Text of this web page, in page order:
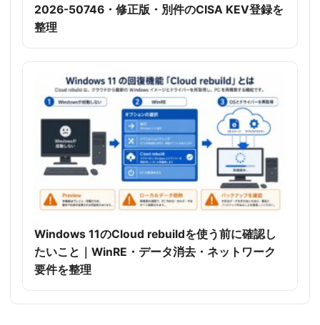
2026-50746・修正版・別件のCISA KEV登録を
整理
Windows 11のCloud rebuildを使う前に確認し
たいこと｜WinRE・データ消去・ネットワーク
要件を整理